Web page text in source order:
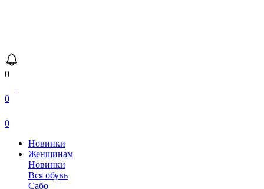
0
0
0
Новинки
Женщинам
Новинки
Вся обувь
Сабо